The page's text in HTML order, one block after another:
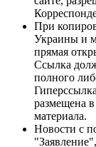
При
Украины и
прямая
Ссылка
полного
размещена
материала.
Новости с